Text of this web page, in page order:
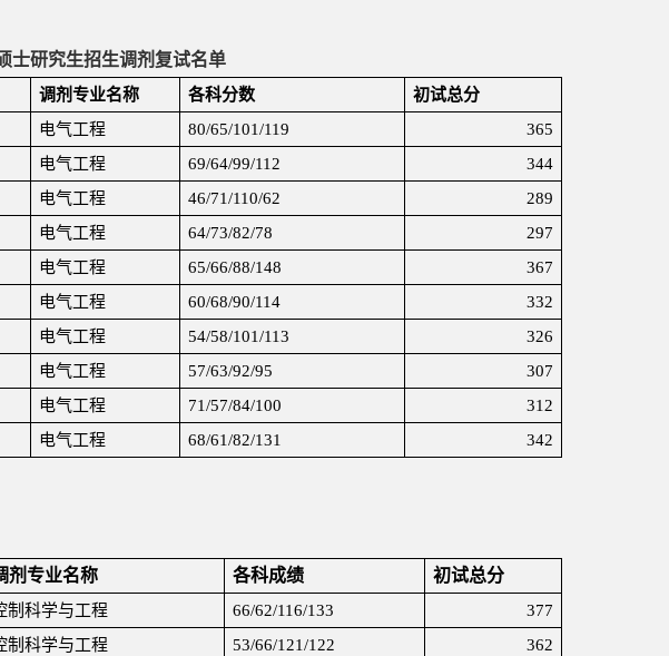
士研究生招生调剂复试名单
调剂专业名称 各科分数
初试总分
电气工程 80/65/101/119
365
电气工程 69/64/99/112
344
电气工程 46/71/110/62
289
电气工程 64/73/82/78
297
电气工程 65/66/88/148
367
电气工程 60/68/90/114
332
电气工程 54/58/101/113
326
电气工程 57/63/92/95
307
电气工程 71/57/84/100
312
电气工程 68/61/82/131 342
剂专业名称 各科成绩 初试总分
制科学与工程 66/62/116/133
377
制科学与工程 53/66/121/122
362